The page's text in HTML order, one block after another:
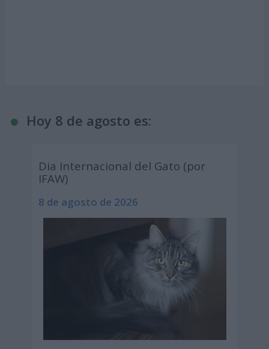
Hoy 8 de agosto es:
Dia Internacional del Gato (por
IFAW)
8 de agosto de 2026